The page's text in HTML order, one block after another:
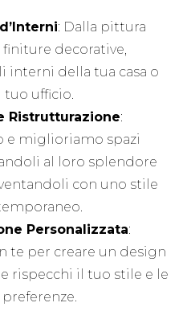
: Dalla pittura
finiture decorative,
interni della tua casa o
tuo ufficio.
Ristrutturazione:
e miglioriamo spazi
al loro splendore
con uno stile
Personalizzata:
te per creare un design
rispecchi il tuo stile e le